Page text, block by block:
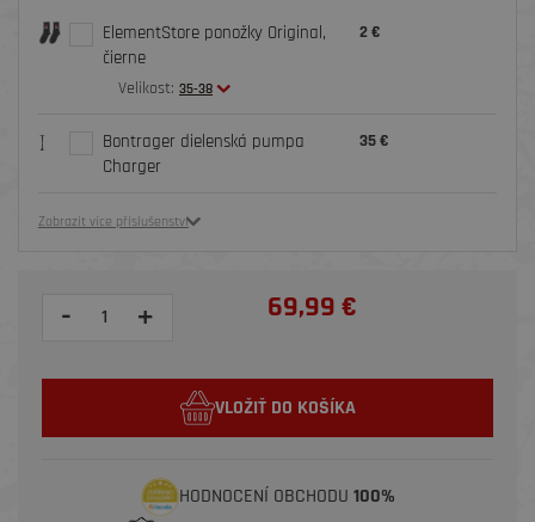
ElementStore ponožky Original,
čierne
Velikost: 35-38
2 €
Bontrager dielenská pumpa
Charger
35 €
Zobrazit více příslušenství
- + 69,99 €
VLOŽIŤ DO KOŠÍKA
HODNOCENÍ OBCHODU 100%